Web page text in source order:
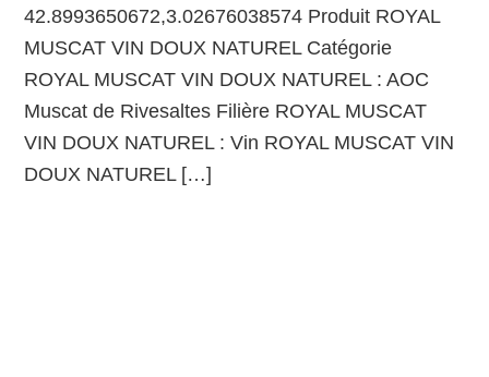
42.8993650672,3.02676038574 Produit ROYAL
MUSCAT VIN DOUX NATUREL Catégorie
ROYAL MUSCAT VIN DOUX NATUREL : AOC
Muscat de Rivesaltes Filière ROYAL MUSCAT
VIN DOUX NATUREL : Vin ROYAL MUSCAT VIN
DOUX NATUREL […]